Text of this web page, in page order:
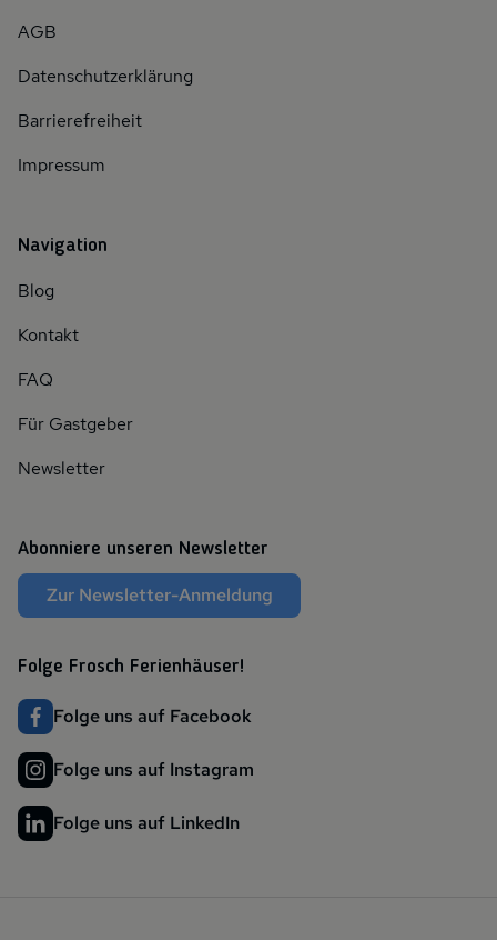
AGB
Datenschutzerklärung
Barrierefreiheit
Impressum
Navigation
Blog
Kontakt
FAQ
Für Gastgeber
Newsletter
Abonniere unseren Newsletter
Zur Newsletter-Anmeldung
Folge Frosch Ferienhäuser!
Folge uns auf Facebook
Folge uns auf Instagram
Folge uns auf LinkedIn